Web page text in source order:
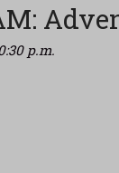
p.m.